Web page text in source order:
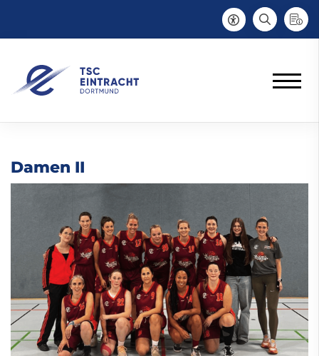
Damen II